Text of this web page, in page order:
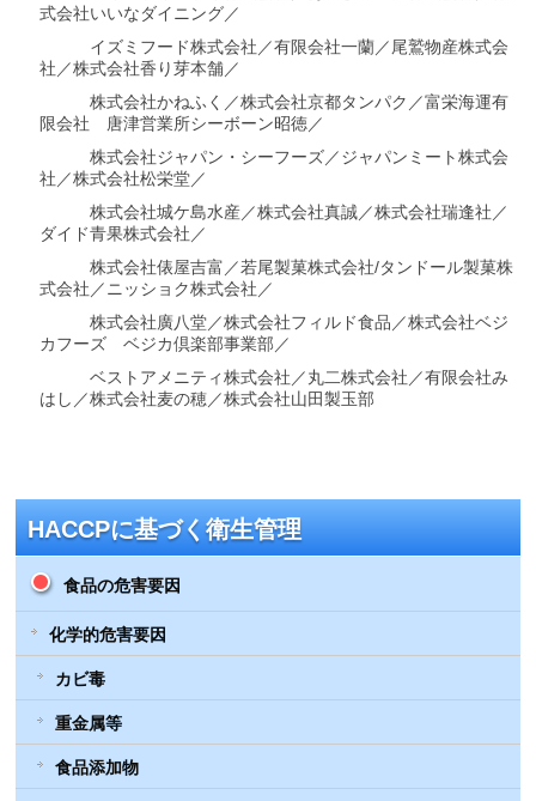
式会社いいなダイニング／
イズミフード株式会社／有限会社一蘭／尾鷲物産株式会
社／株式会社香り芽本舗／
株式会社かねふく／株式会社京都タンパク／富栄海運有
限会社 唐津営業所シーボーン昭徳／
株式会社ジャパン・シーフーズ／ジャパンミート株式会
社／株式会社松栄堂／
株式会社城ケ島水産／株式会社真誠／株式会社瑞逢社／
ダイド青果株式会社／
株式会社俵屋吉富／若尾製菓株式会社/タンドール製菓株
式会社／ニッショク株式会社／
株式会社廣八堂／株式会社フィルド食品／株式会社ベジ
カフーズ ベジカ倶楽部事業部／
ベストアメニティ株式会社／丸二株式会社／有限会社み
はし／株式会社麦の穂／株式会社山田製玉部
HACCPに基づく衛生管理
食品の危害要因
化学的危害要因
カビ毒
重金属等
食品添加物